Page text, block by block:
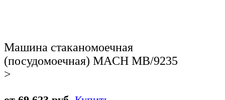
Машина стаканомоечная
(посудомоечная) MACH MB/9235
>